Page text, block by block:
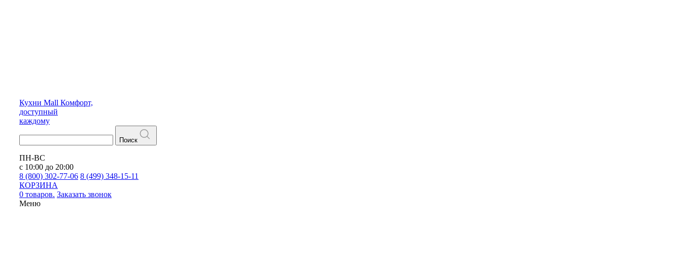
Кухни Mall Комфорт,
доступный
каждому
Поиск
ПН-ВС
с 10:00 до 20:00
8 (800) 302-77-06 8 (499) 348-15-11
КОРЗИНА
0 товаров. Заказать звонок
Меню